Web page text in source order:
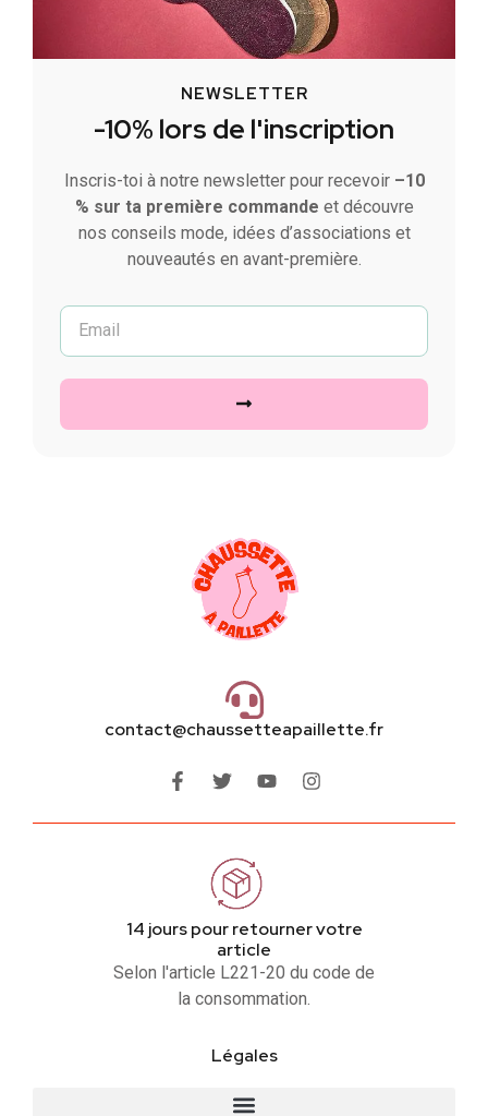
NEWSLETTER
-10% lors de l'inscription
Inscris-toi à notre newsletter pour recevoir –10
% sur ta première commande et découvre
nos conseils mode, idées d’associations et
nouveautés en avant-première.
contact@chaussetteapaillette.fr
14 jours pour retourner votre
article
Selon l'article L221-20 du code de
la consommation.
Légales